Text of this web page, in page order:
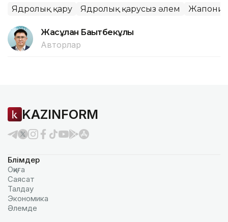
Ядролық қару Ядролық қарусыз әлем
Жасұлан Бақытбекұлы
Авторлар
KAZINFORM
Бөлімдер
Оқиға
Саясат
Талдау
Экономика
Әлемде